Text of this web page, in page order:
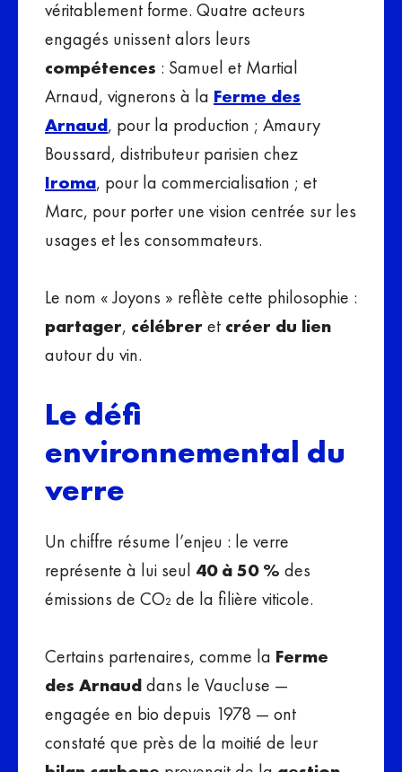
véritablement forme. Quatre acteurs
engagés unissent alors leurs
compétences : Samuel et Martial
Arnaud, vignerons à la Ferme des
Arnaud, pour la production ; Amaury
Boussard, distributeur parisien chez
Iroma, pour la commercialisation ; et
Marc, pour porter une vision centrée sur les
usages et les consommateurs.
Le nom « Joyons » reflète cette philosophie :
partager, célébrer et créer du lien
autour du vin.
Le défi
environnemental du
verre
Un chiffre résume l’enjeu : le verre
représente à lui seul 40 à 50 % des
émissions de CO₂ de la filière viticole.
Certains partenaires, comme la Ferme
des Arnauddans le Vaucluse —
engagée en bio depuis 1978 — ont
constaté que près de la moitié de leur